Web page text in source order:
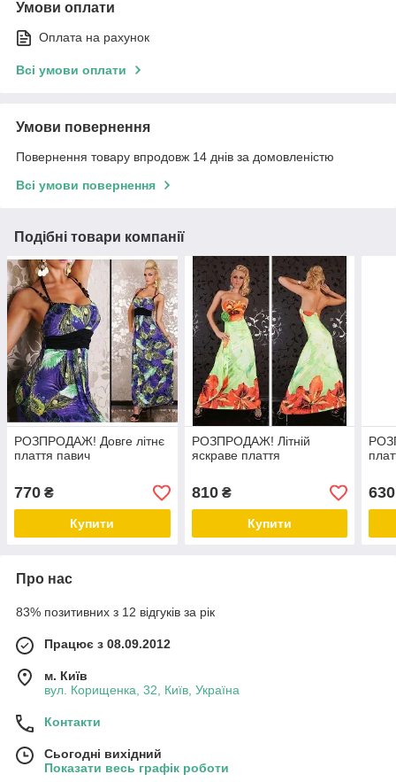
Умови оплати
Оплата на рахунок
Всі умови оплати
Умови повернення
Повернення товару впродовж 14 днів за домовленістю
Всі умови повернення
Подібні товари компанії
РОЗПРОДАЖ! Довге літнє
плаття павич
770 ₴
Купити
РОЗПРОДАЖ! Літній
яскраве плаття
810₴
Купити
630
Про нас
83% позитивних з 12 відгуків за рік
Працює з 08.09.2012
м. Київ
вул. Корищенка, 32, Київ, Україна
Контакти
Сьогодні вихідний
Показати весь графік роботи